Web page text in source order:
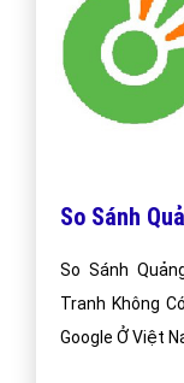
So Sánh
So Sánh
Tranh Không
Google Ở Việt